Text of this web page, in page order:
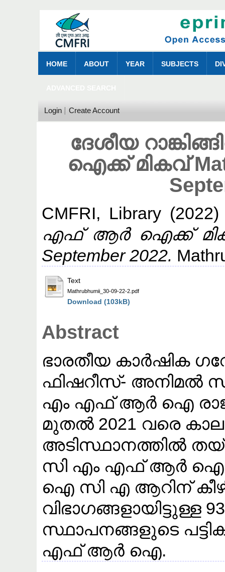
HOME ABOUT YEAR SUBJECTS
Login Create Account
ദേശീയ
ഐക്ക് മികവ്
CMFRI, Library
എഫ് ആർ ഐക്ക് മികവ്
September 2022.
Text
Mathrubhumii_30-09-22-2.pdf
Download (103kB)
Abstract
ഭാരതീയ കാർഷിക
ഫിഷറീസ്- അനിമൽ
എം എഫ് ആർ ഐ
മുതൽ 2021 വരെ
അടിസ്ഥാനത്തിൽ
സി എം എഫ് ആർ ഐ
ഐ സി എ ആറിന്
വിഭാഗങ്ങളായിട്ടുള്ള
സ്ഥാപനങ്ങളുടെ
എഫ് ആർ ഐ.